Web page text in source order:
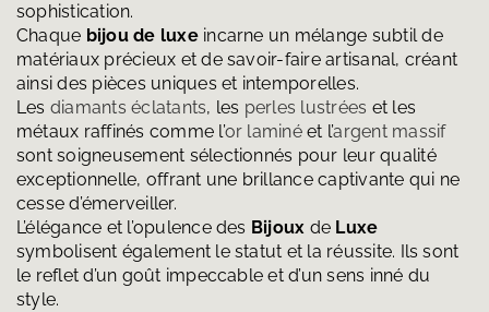
sophistication.
Chaque bijou de luxeincarne un mélange subtil de
matériaux précieux et de savoir-faire artisanal, créant
ainsi des pièces uniques et intemporelles.
Les diamants éclatants, les perles lustrées et les
métaux raffinés comme l’or laminéet l’argent massif
sont soigneusement sélectionnés pour leur qualité
exceptionnelle, offrant une brillance captivante qui ne
cesse d’émerveiller.
L’élégance et l’opulence des Bijoux de Luxe
symbolisent également le statut et la réussite. Ils sont
le reflet d’un goût impeccable et d’un sens inné du
style.